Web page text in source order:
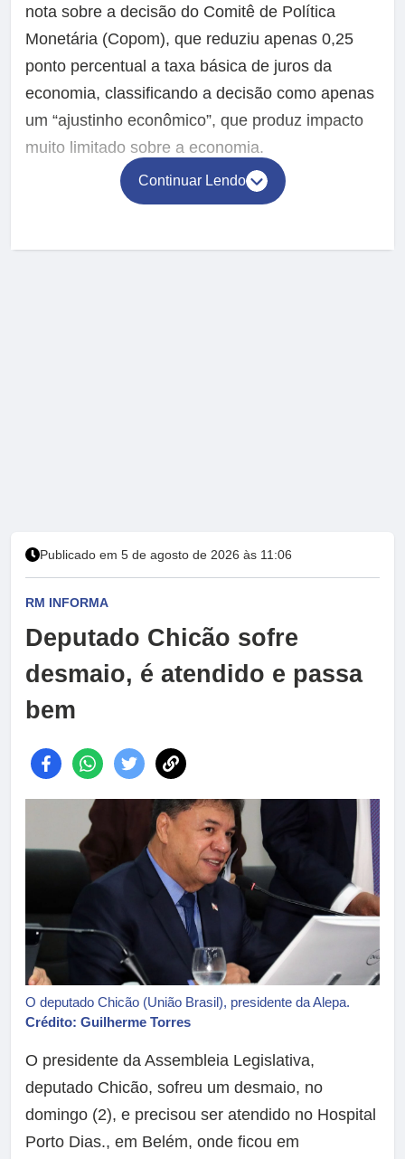
nota sobre a decisão do Comitê de Política
Monetária (Copom), que reduziu apenas 0,25
ponto percentual a taxa básica de juros da
economia, classificando a decisão como apenas
um “ajustinho econômico”, que produz impacto
muito limitado sobre a economia.
Continuar Lendo
Publicado em 5 de agosto de 2026 às 11:06
RM INFORMA
Deputado Chicão sofre
desmaio, é atendido e passa
bem
O deputado Chicão (União Brasil), presidente da Alepa.
Crédito: Guilherme Torres
O presidente da Assembleia Legislativa,
deputado Chicão, sofreu um desmaio, no
domingo (2), e precisou ser atendido no Hospital
Porto Dias., em Belém, onde ficou em